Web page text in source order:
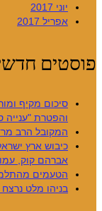
יוני 2017
אפריל 2017
פוסטים
סיכום מקיף
והפטרת "ענייה
המקובל הרב
כיבוש ארץ
אברהם קוק,
הטעמים
בניהו מלט נרצח